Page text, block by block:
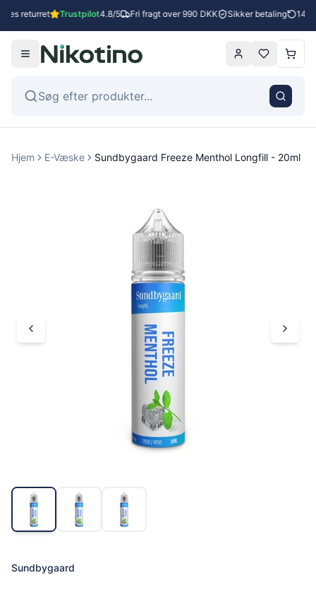
returret Trustpilot4.8/5 Fri fragt over 990 DKK Sikker betaling 14
Hjem E-Væske Sundbygaard Freeze Menthol Longfill - 20ml
Sundbygaard